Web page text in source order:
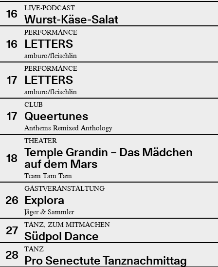
16 LIVE-PODCAST
Wurst-Käse-Salat
16
PERFORMANCE
LETTERS
amburo/fleischlin
17
PERFORMANCE
LETTERS
amburo/fleischlin
17
CLUB
Queertunes
Anthems Remixed Anthology
18
THEATER
Temple Grandin – Das Mädchen
auf dem Mars
Team Tam Tam
26
GASTVERANSTALTUNG
Explora
Jäger & Sammler
27 TANZ, ZUM MITMACHEN
Südpol Dance
28
TANZ
Pro Senectute Tanznachmittag